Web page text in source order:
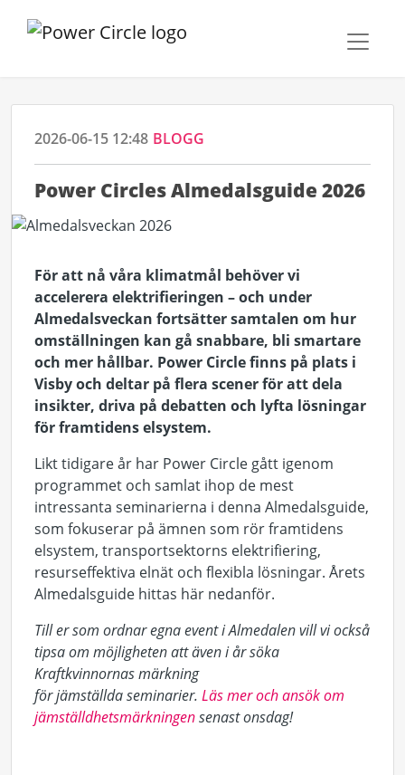
2026-06-15 12:48 BLOGG
Power Circles Almedalsguide 2026
För att nå våra klimatmål behöver vi
accelerera elektrifieringen – och under
Almedalsveckan fortsätter samtalen om hur
omställningen kan gå snabbare, bli smartare
och mer hållbar. Power Circle finns på plats i
Visby och deltar på flera scener för att dela
insikter, driva på debatten och lyfta lösningar
för framtidens elsystem.
Likt tidigare år har Power Circle gått igenom
programmet och samlat ihop de mest
intressanta seminarierna i denna Almedalsguide,
som fokuserar på ämnen som rör framtidens
elsystem, transportsektorns elektrifiering,
resurseffektiva elnät och flexibla lösningar. Årets
Almedalsguide hittas här nedanför.
Till er som ordnar egna event i Almedalen vill vi också
tipsa om möjligheten att även i år söka
Kraftkvinnornas märkning
för jämställda seminarier. Läs mer och ansök om
jämställdhetsmärkningensenast onsdag!